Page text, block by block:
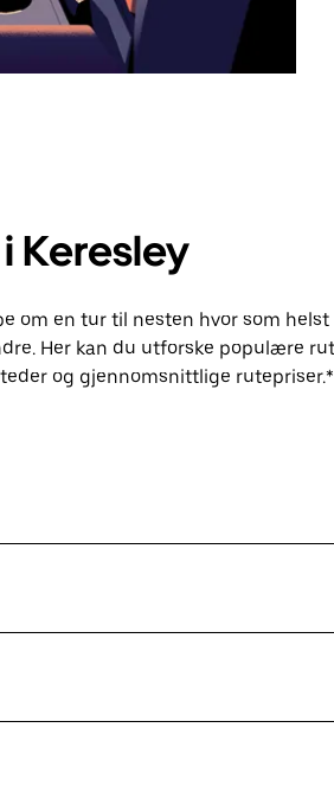
Keresley
om en tur til nesten hvor som
Her kan du utforske populære
og gjennomsnittlige rutepriser.*